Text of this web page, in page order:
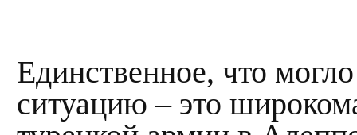
Единственное, что
ситуацию – это